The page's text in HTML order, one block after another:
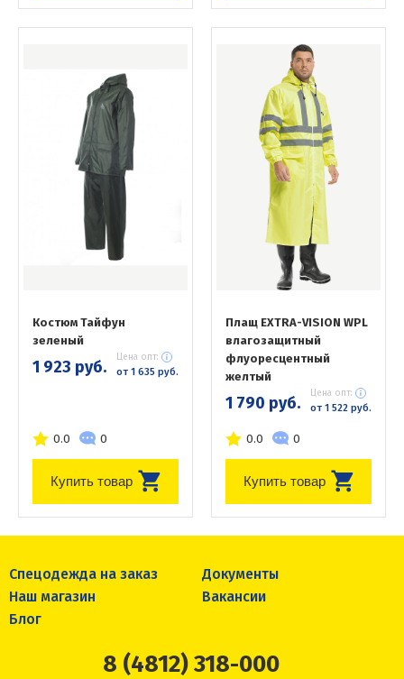
Костюм Тайфун
зеленый
1 923 руб. Цена опт:
от 1 635 руб.
0.0 0
Купить товар
Плащ EXTRA-VISION WPL
влагозащитный
флуоресцентный
желтый
1 790 руб. Цена опт:
от 1 522 руб.
0.0 0
Купить товар
Спецодежда на заказ
Документы
Наш магазин
Вакансии
Блог
8 (4812) 318-000